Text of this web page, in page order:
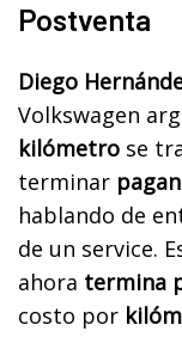
Postventa
Diego
Volkswagen
kilómetro se
terminar
hablando de
de un service.
ahora termina
costo por